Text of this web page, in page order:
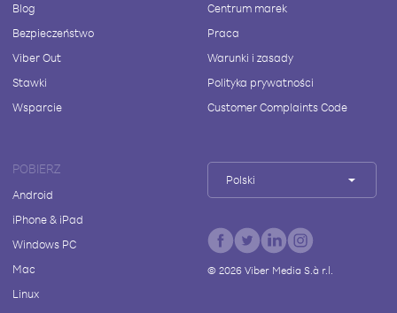
Blog
Bezpieczeństwo
Viber Out
Stawki
Wsparcie
Centrum marek
Praca
Warunki i zasady
Polityka prywatności
Customer Complaints Code
POBIERZ
Android
iPhone & iPad
Windows PC
Mac
Linux
Polski
© 2026Viber Media S.à r.l.